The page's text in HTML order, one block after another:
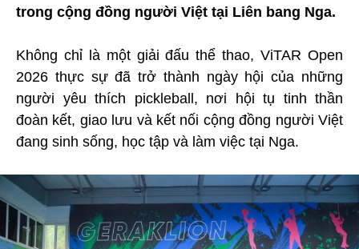
trong cộng đồng người Việt tại Liên bang Nga.
Không chỉ là một giải đấu thể thao, ViTAR Open
2026 thực sự đã trở thành ngày hội của những
người yêu thích pickleball, nơi hội tụ tinh thần
đoàn kết, giao lưu và kết nối cộng đồng người Việt
đang sinh sống, học tập và làm việc tại Nga.